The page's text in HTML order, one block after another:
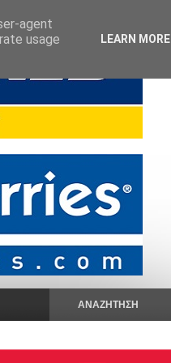
agent
usage
LEARN MORE